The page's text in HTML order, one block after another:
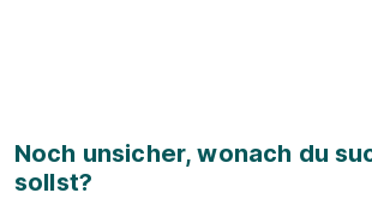
Noch unsicher, wonach du
sollst?